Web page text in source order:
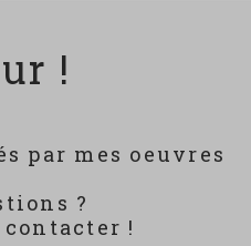
!
par mes oeuvres
?
contacter !